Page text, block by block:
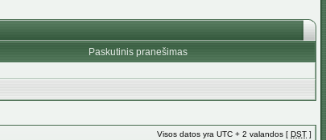
Paskutinis pranešimas
Visos datos yra UTC + 2 valandos [ DST ]